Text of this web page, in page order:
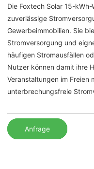
Die Foxtech Solar 15-
zuverlässige
Gewerbeimmobilien. Sie
Stromversorgung und
häufigen Stromausfällen
Nutzer können damit ihre
Veranstaltungen im Freien
unterbrechungsfreie
Anfrage